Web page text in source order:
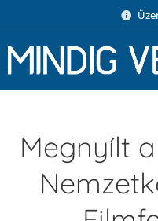
Megnyílt